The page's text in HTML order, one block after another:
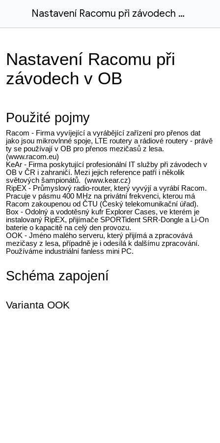
Nastavení Racomu při závodech v OB
Nastavení Racomu při
závodech v OB
Použité pojmy
Racom - Firma vyvíjející a vyrábějící zařízení pro přenos dat
jako jsou mikrovlnné spoje, LTE routery a rádiové routery - právě
ty se používají v OB pro přenos mezičasů z lesa.
(www.racom.eu)
KeAr - Firma poskytující profesionální IT služby při závodech v
OB v ČR i zahraničí. Mezi jejich reference patří i několik
světových šampionátů. (www.kear.cz)
RipEX - Průmyslový radio-router, který vyvýjí a vyrábí Racom.
Pracuje v pásmu 400 MHz na privátní frekvenci, kterou má
Racom zakoupenou od ČTU (Český telekomunikační úřad).
Box - Odolný a vodotěsný kufr Explorer Cases, ve kterém je
instalovaný RipEX, přijímače SPORTident SRR-Dongle a Li-On
baterie o kapacitě na celý den provozu.
OOK - Jméno malého serveru, který přijímá a zpracovává
mezičasy z lesa, případně je i odesílá k dalšímu zpracování.
Používáme industriální fanless mini PC.
Schéma zapojení
Varianta OOK